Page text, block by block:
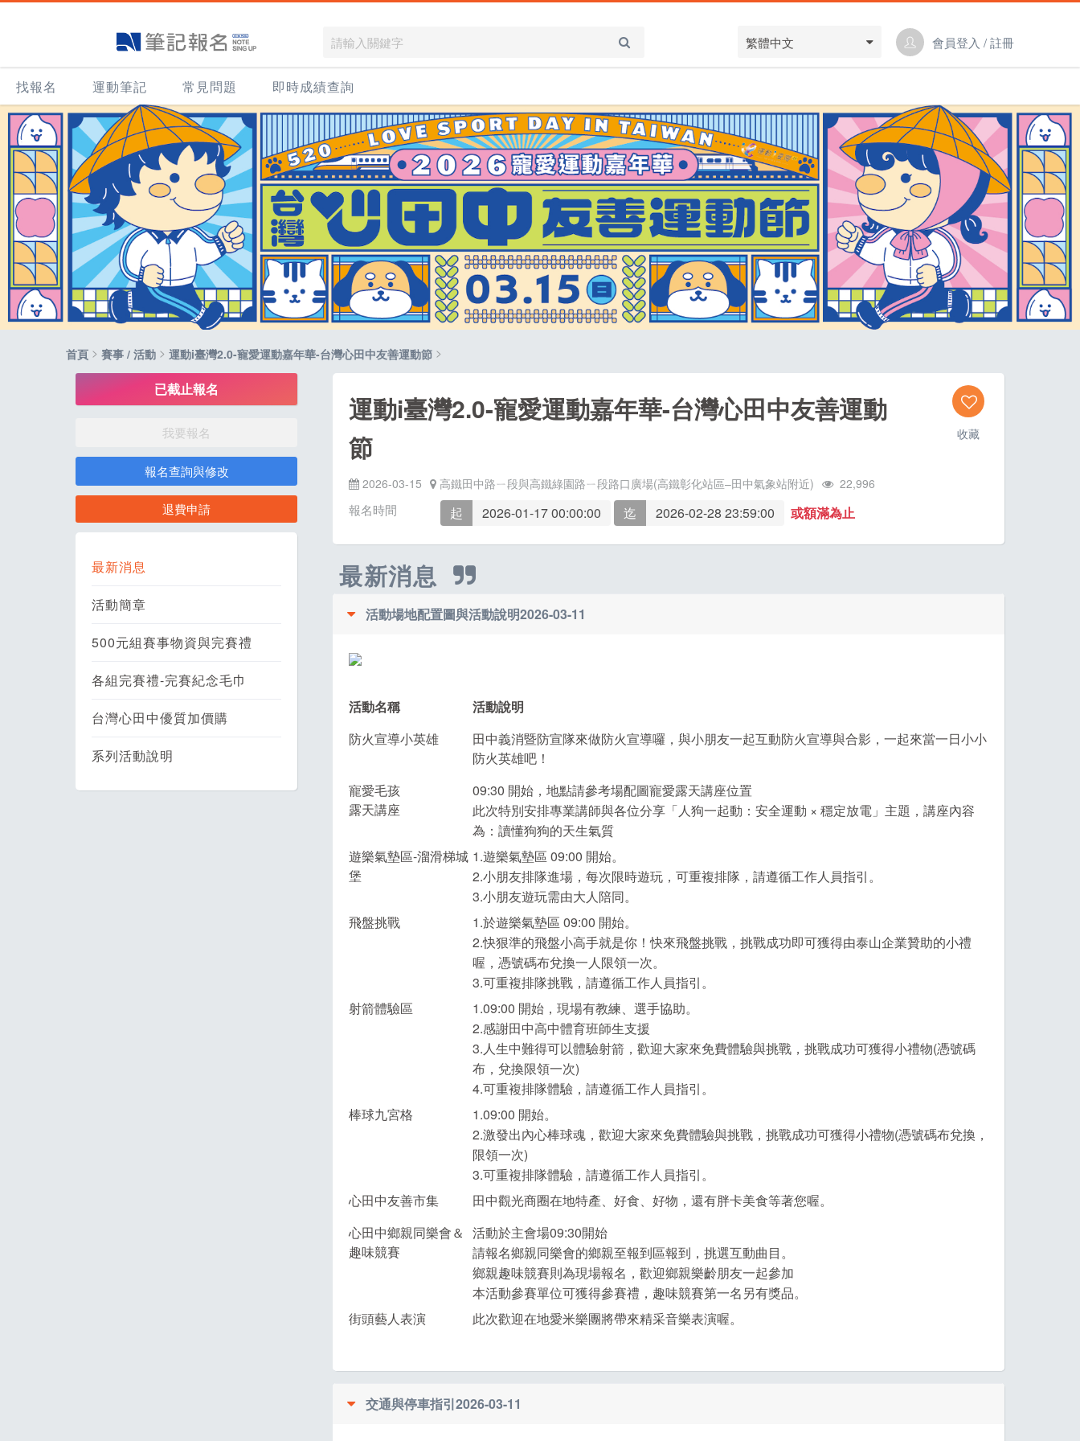
繁體中文 會員登入 / 註冊
找報名 運動筆記 常見問題 即時成績查詢
首頁 > 賽事 / 活動 > 運動i臺灣2.0-寵愛運動嘉年華-台灣心田中友善運動節 >
已截止報名
我要報名
報名查詢與修改
退費申請
最新消息
活動簡章
500元組賽事物資與完賽禮
各組完賽禮-完賽紀念毛巾
台灣心田中優質加價購
系列活動說明
收藏
運動i臺灣2.0-寵愛運動嘉年華-台灣心田中友善運動
節
2026-03-15 高鐵田中路ㄧ段與高鐵綠園路ㄧ段路口廣場(高鐵彰化站區–田中氣象站附近) 22,996
報名時間 起 2026-01-17 00:00:00 迄 2026-02-28 23:59:00 或額滿為止
最新消息
活動場地配置圖與活動說明2026-03-11
活動名稱
活動說明
防火宣導小英雄
田中義消暨防宣隊來做防火宣導囉，與小朋友一起互動防火宣導與合影，一起來當一日小小
防火英雄吧！
寵愛毛孩
露天講座
09:30 開始，地點請參考場配圖寵愛露天講座位置
此次特別安排專業講師與各位分享「人狗一起動：安全運動 × 穩定放電」主題，講座內容
為：讀懂狗狗的天生氣質
遊樂氣墊區-溜滑梯城
堡
1.遊樂氣墊區 09:00 開始。
2.小朋友排隊進場，每次限時遊玩，可重複排隊，請遵循工作人員指引。
3.小朋友遊玩需由大人陪同。
飛盤挑戰
1.於遊樂氣墊區 09:00 開始。
2.快狠準的飛盤小高手就是你！快來飛盤挑戰，挑戰成功即可獲得由泰山企業贊助的小禮
喔，憑號碼布兌換一人限領一次。
3.可重複排隊挑戰，請遵循工作人員指引。
射箭體驗區
1.09:00 開始，現場有教練、選手協助。
2.感謝田中高中體育班師生支援
3.人生中難得可以體驗射箭，歡迎大家來免費體驗與挑戰，挑戰成功可獲得小禮物(憑號碼
布，兌換限領一次)
4.可重複排隊體驗，請遵循工作人員指引。
棒球九宮格
1.09:00 開始。
2.激發出內心棒球魂，歡迎大家來免費體驗與挑戰，挑戰成功可獲得小禮物(憑號碼布兌換，
限領一次)
3.可重複排隊體驗，請遵循工作人員指引。
心田中友善市集
田中觀光商圈在地特產、好食、好物，還有胖卡美食等著您喔。
心田中鄉親同樂會＆
趣味競賽
活動於主會場09:30開始
請報名鄉親同樂會的鄉親至報到區報到，挑選互動曲目。
鄉親趣味競賽則為現場報名，歡迎鄉親樂齡朋友一起參加
本活動參賽單位可獲得參賽禮，趣味競賽第一名另有獎品。
街頭藝人表演
此次歡迎在地愛米樂團將帶來精采音樂表演喔。
交通與停車指引2026-03-11